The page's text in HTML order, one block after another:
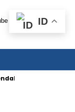
Remaja Jatuh
ID